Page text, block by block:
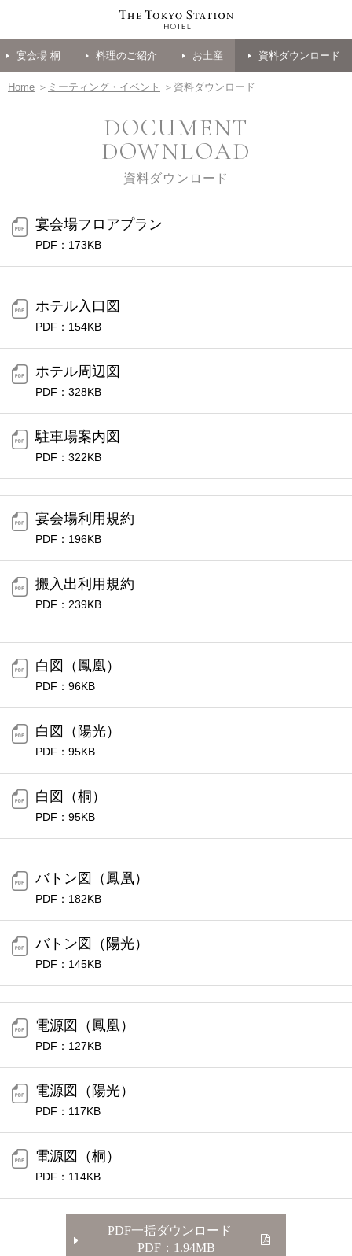
宴会場 桐 料理のご紹介 お土産 資料ダウンロード
Home ＞ ミーティング・イベント ＞資料ダウンロード
DOCUMENT
DOWNLOAD
資料ダウンロード
宴会場フロアプラン
PDF：173KB
ホテル入口図
PDF：154KB
ホテル周辺図
PDF：328KB
駐車場案内図
PDF：322KB
宴会場利用規約
PDF：196KB
搬入出利用規約
PDF：239KB
白図（鳳凰）
PDF：96KB
白図（陽光）
PDF：95KB
白図（桐）
PDF：95KB
バトン図（鳳凰）
PDF：182KB
バトン図（陽光）
PDF：145KB
電源図（鳳凰）
PDF：127KB
電源図（陽光）
PDF：117KB
電源図（桐）
PDF：114KB
PDF一括ダウンロード
PDF：1.94MB